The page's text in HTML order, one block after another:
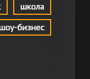
школа
бизнес